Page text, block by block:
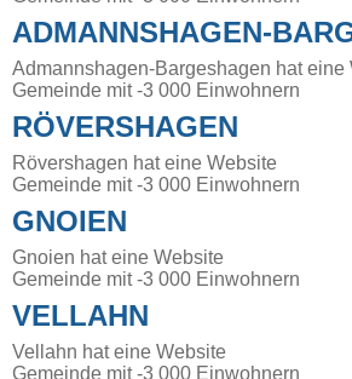
ADMANNSHAGEN-
Admannshagen-Bargeshagen hat eine
Gemeinde mit -3 000 Einwohnern
RÖVERSHAGEN
Rövershagen hat eine Website
Gemeinde mit -3 000 Einwohnern
GNOIEN
Gnoien hat eine Website
Gemeinde mit -3 000 Einwohnern
VELLAHN
Vellahn hat eine Website
Gemeinde mit -3 000 Einwohnern